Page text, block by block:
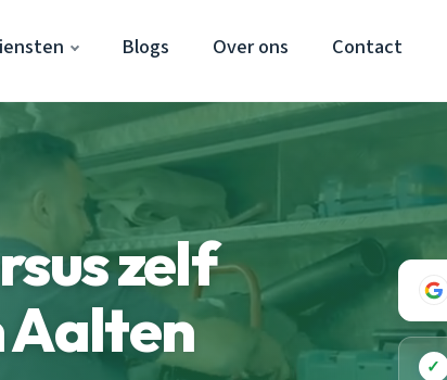
Blogs Over ons Contact
zelf
Aalten
✓